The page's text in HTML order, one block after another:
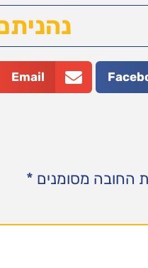
Email
החובה מסומנים *